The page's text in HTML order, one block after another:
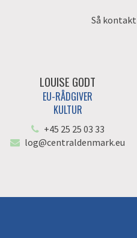
Så
LOUISE GODT
EU-RÅDGIVER
KULTUR
+45 25 25 03 33
log@centraldenmark.eu